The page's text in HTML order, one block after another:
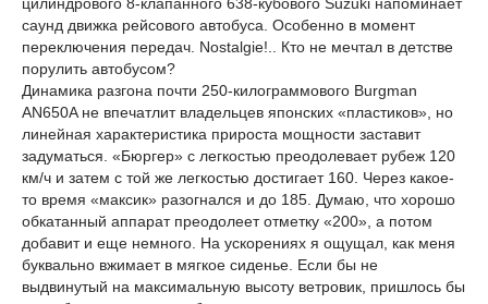
цилиндрового 8-клапанного 638-кубового Suzuki напоминает
саунд движка рейсового автобуса. Особенно в момент
переключения передач. Nostalgie!.. Кто не мечтал в детстве
порулить автобусом?
Динамика разгона почти 250-килограммового Burgman
AN650A не впечатлит владельцев японских «пластиков», но
линейная характеристика прироста мощности заставит
задуматься. «Бюргер» с легкостью преодолевает рубеж 120
км/ч и затем с той же легкостью достигает 160. Через какое-
то время «максик» разогнался и до 185. Думаю, что хорошо
обкатанный аппарат преодолеет отметку «200», а потом
добавит и еще немного. На ускорениях я ощущал, как меня
буквально вжимает в мягкое сиденье. Если бы не
выдвинутый на максимальную высоту ветровик, пришлось бы